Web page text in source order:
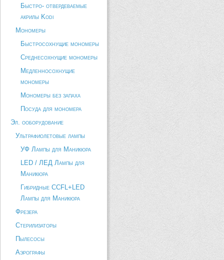
Быстро- отвердеваемые
акрилы Kodi
Мономеры
Быстросохнущие мономеры
Среднесохнущие мономеры
Медленносохнущие
мономеры
Мономеры без запаха
Посуда для мономера
Эл. ооборудование
Ультрафиолетовые лампы
УФ Лампы для Маникюра
LED / ЛЕД Лампы для
Маникюра
Гибридные CCFL+LED
Лампы для Маникюра
Фрезера
Стерилизаторы
Пылесосы
Аэрографы